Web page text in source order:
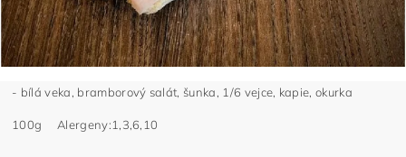
- bílá veka, bramborový salát, šunka, 1/6 vejce, kapie, okurka
100g Alergeny:1,3,6,10